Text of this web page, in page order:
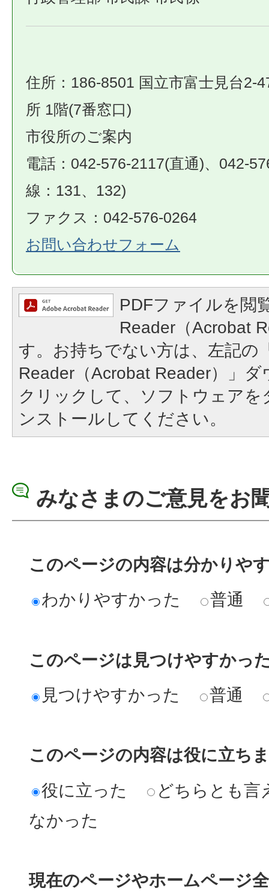
住所：186-8501 国立市富士見台2-
所 1階(7番窓口)
市役所のご案内
電話：042-576-2117(直通)、042-
線：131、132)
ファクス：042-576-0264
お問い合わせフォーム
PDFファイルを閲
Reader（Acrobat
す。お持ちでない方は、左記の
Reader（Acrobat Reader）」
クリックして、ソフトウェア
ンストールしてください。
みなさまのご意見をお
このページの内容は分かりや
わかりやすかった
普通
このページは見つけやすかっ
見つけやすかった
普通
このページの内容は役に立ち
役に立った
どちらとも言
なかった
現在のページやホームページ